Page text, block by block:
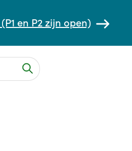
en P2 zijn open)